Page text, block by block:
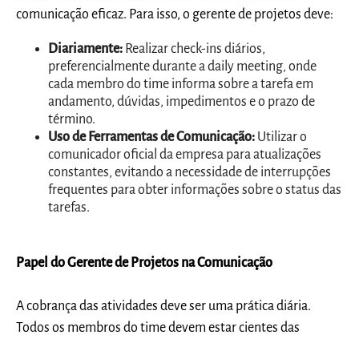
comunicação eficaz. Para isso, o gerente de projetos deve:
Diariamente: Realizar check-ins diários,
preferencialmente durante a daily meeting, onde
cada membro do time informa sobre a tarefa em
andamento, dúvidas, impedimentos e o prazo de
término.
Uso de Ferramentas de Comunicação: Utilizar o
comunicador oficial da empresa para atualizações
constantes, evitando a necessidade de interrupções
frequentes para obter informações sobre o status das
tarefas.
Papel do Gerente de Projetos na Comunicação
A cobrança das atividades deve ser uma prática diária.
Todos os membros do time devem estar cientes das